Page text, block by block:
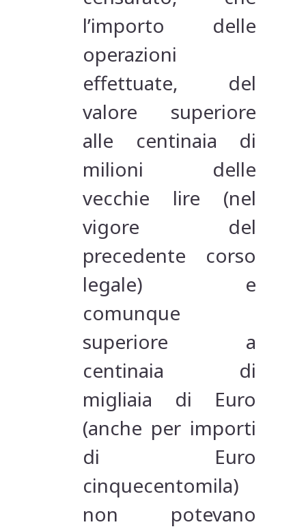
l’importo delle
operazioni
effettuate, del
valore superiore
alle centinaia di
milioni delle
vecchie lire (nel
vigore del
precedente corso
legale) e
comunque
superiore a
centinaia di
migliaia di Euro
(anche per importi
di Euro
cinquecentomila)
non potevano